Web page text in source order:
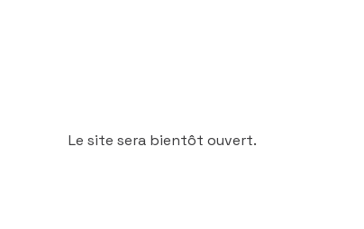
Le site sera bientôt ouvert.